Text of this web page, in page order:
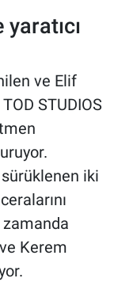
ve Elif
TOD STUDIOS
sürüklenen iki
zamanda
Kerem